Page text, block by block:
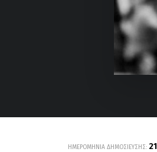
ΗΜΕΡΟΜΗΝΙΑ ΔΗΜΟΣΙΕΥΣΗΣ: